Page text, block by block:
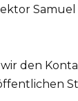
Samuel
wir den